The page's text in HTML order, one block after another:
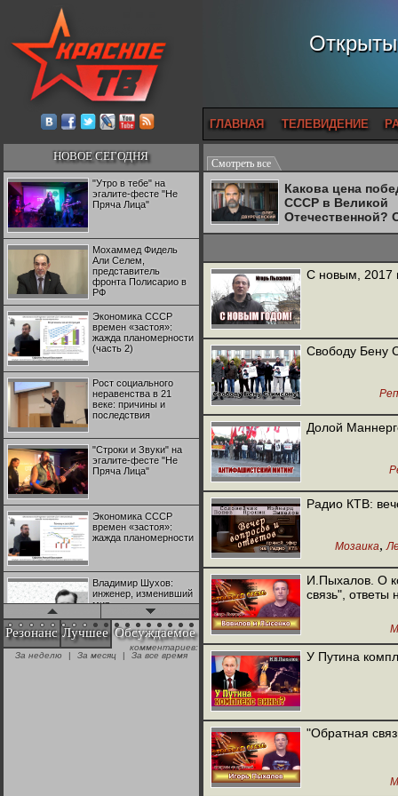
ГЛАВНАЯ ТЕЛЕВИДЕНИЕ
НОВОЕ СЕГОДНЯ
"Утро в тебе" на
эгалите-фесте "Не
Пряча Лица"
Мохаммед Фидель
Али Селем,
представитель
фронта Полисарио в
РФ
Экономика СССР
времен «застоя»:
жажда планомерности
(часть 2)
Рост социального
неравенства в 21
веке: причины и
последствия
"Строки и Звуки" на
эгалите-фесте "Не
Пряча Лица"
Экономика СССР
времен «застоя»:
жажда планомерности
Владимир Шухов:
инженер, изменивший
мир
"Аркадий Коц" на
эгалите-фесте "Не
Резонанс Лучшее Обсуждаемое
комментариев:
За неделю
| За месяц | За все время
Смотреть все
Какова цена
СССР в Великой
Отечественной?
Двуреченский о
С новым, 2017
Свободу Бену
Долой
Радио КТВ:
Мозаика,
И.Пыхалов. О
связь", ответы
У Путина
"Обратная